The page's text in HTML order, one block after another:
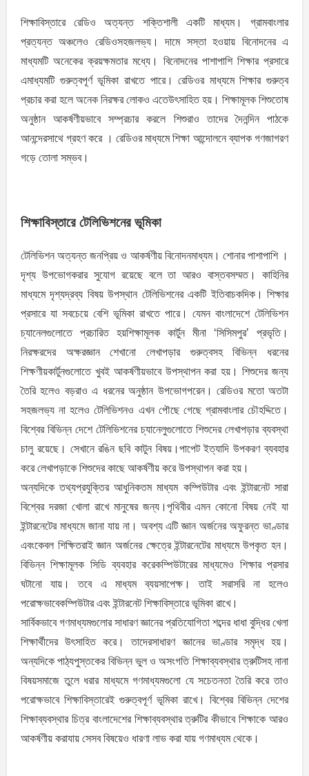
শিক্ষাবিস্তারে রেডিও অত্যন্ত শক্তিশালী একটি মাধ্যম। গ্রামবাংলার
প্রত্যন্ত অঞ্চলেও রেডিওসহজলভ্য। দামে সস্তা হওয়ায় বিনােদনের এ
মাধ্যমটি অনেকের ক্রয়ক্ষমতার মধ্যে। বিনােদনের পাশাপাশি শিক্ষার প্রসারে
এমাধ্যমটি গুরুত্বপূর্ণ ভূমিকা রাখতে পারে। রেডিওর মাধ্যমে শিক্ষার গুরুত্ব
প্রচার করা হলে অনেক নিরক্ষর লােকও এতেউৎসাহিত হয়। শিক্ষামূলক শিশুতােষ
অনুষ্ঠান আকর্ষণীয়ভাবে সম্প্রচার করলে শিশুরাও তাদের দৈনন্দিন পাঠকে
আনন্দেরসাথে গ্রহণ করে । রেডিওর মাধ্যমে শিক্ষা আন্দোলনে ব্যাপক গণজাগরণ
গড়ে তােলা সম্ভব।
শিক্ষাবিস্তারে টেলিভিশনের ভূমিকা
টেলিভিশন অত্যন্ত জনপ্রিয় ও আকর্ষণীয় বিনােদনমাধ্যম। শােনার পাশাপাশি ।
দৃশ্য উপভােগকরার সুযােগ রয়েছে বলে তা আরও বাস্তবসম্মত। কাহিনির
মাধ্যমে দৃশ্যদ্রব্য বিষয় উপস্থান টেলিভিশনের একটি ইতিবাচকদিক। শিক্ষার
প্রসারে যা সবচেয়ে বেশি ভূমিকা রাখতে পারে। যেমন বাংলাদেশে টেলিভিশন
চ্যানেলগুলােতে প্রচারিত হয়শিক্ষামূলক কার্টুন মীনা ‘সিসিমপুর’ প্রভৃতি।
নিরক্ষরদের অক্ষরজ্ঞান শেখানাে লেখাপড়ার গুরুত্বসহ বিভিন্ন ধরনের
শিক্ষণীয়কার্টুনগুলােতে খুবই আকর্ষণীয়ভাবে উপস্থাপন করা হয়। শিশুদের জন্য
তৈরি হলেও বড়রাও এ ধরনের অনুষ্ঠান উপভােগপরেন। রেডিওর মতাে অতটা
সহজলভ্য না হলেও টেলিভিশনও এখন পৌছে গেছে গ্রামবাংলার চৌহদ্দিতে।
বিশ্বের বিভিন্ন দেশে টেলিভিশনের চ্যানেলুগুলােতে শিশুদের লেখাপড়ার ব্যবস্থা
চালু রয়েছে। সেখানে রঙিন ছবি কাটুন বিষয়।পাপেট ইত্যাদি উপকরণ ব্যবহার
করে লেখাপড়াকে শিশুদের কাছে আকর্ষণীয় করে উপস্থাপন করা হয়।
অন্যদিকে তথ্যপ্রযুক্তির আধুনিকতম মাধ্যম কম্পিউটার এবং ইন্টারনেট সারা
বিশ্বের দরজা খােলা রাখে মানুষের জন্য।পৃথিবীর এমন কোনাে বিষয় নেই যা
ইন্টারনেটের মাধ্যমে জানা যায় না। অবশ্য এটি জ্ঞান অর্জনের অফুরন্ত ভাণ্ডার
এবংকেবল শিক্ষিতরাই জ্ঞান অর্জনের ক্ষেত্রে ইন্টারনেটের মাধ্যমে উপকৃত হন।
বিভিন্ন শিক্ষামূলক সিডি ব্যবহার করেকম্পিউটারের মাধ্যমেও শিক্ষার প্রসার
ঘটানাে যায়। তবে এ মাধ্যম ব্যয়সাপেক্ষ। তাই সরাসরি না হলেও
পরােক্ষভাবেকম্পিউটার এবং ইন্টারনেট শিক্ষাবিস্তারে ভূমিকা রাখে।
সার্বিকভাবে গণমাধ্যমগুলাের সাধারণ জ্ঞানের প্রতিযােগিতা শব্দের ধাধা বুদ্ধির খেলা
শিক্ষার্থীদের উৎসাহিত করে। তাদেরসাধারণ জ্ঞানের ভাণ্ডার সমৃদ্ধ হয়।
অন্যদিকে পাঠ্যপুস্তকের বিভিন্ন ভুল ও অসংগতি শিক্ষাব্যবস্থার ত্রুটিসহ নানা
বিষয়সমাজে তুলে ধরার মাধ্যমে গণমাধ্যমগুলাে যে সচেতনতা তৈরি করে তাও
পরােক্ষভাবে শিক্ষাবিস্তারেই গুরুত্বপূর্ণ ভূমিকা রাখে। বিশ্বের বিভিন্ন দেশের
শিক্ষাব্যবস্থার চিত্র বাংলাদেশের শিক্ষাব্যবস্থার ত্রুটির কীভাবে শিক্ষাকে আরও
আকর্ষণীয় করাযায় সেসব বিষয়েও ধারণা লাভ করা যায় গণমাধ্যম থেকে।